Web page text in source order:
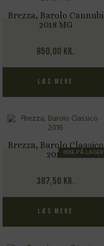
Brezza, Barolo Cannubi
2018 MG
850,00 kr.
Læs mere
IKKE PÅ LAGER
Brezza, Barolo Classico
2016
387,50 kr.
Læs mere